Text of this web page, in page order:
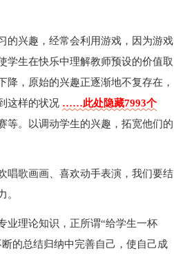
的兴趣，经常会利用游戏，因为游戏
学生在快乐中理解教师预设的价值取
，原始的兴趣正逐渐地不复存在，
这样的状况 ……此处隐藏7993个
等。以调动学生的兴趣，拓宽他们的
唱歌画画、喜欢动手表演，我们要结
。
业理论知识，正所谓“给学生一杯
的总结归纳中完善自己，使自己成